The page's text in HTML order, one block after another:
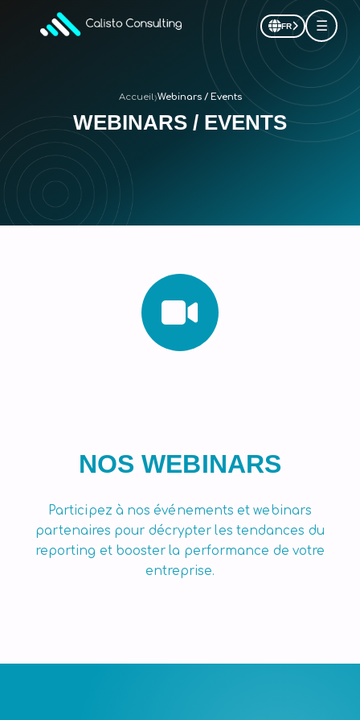
FR ☰
Accueil›Webinars / Events
WEBINARS / EVENTS
NOS WEBINARS
Participez à nos événements et webinars
partenaires pour décrypter les tendances du
reporting et booster la performance de votre
entreprise.